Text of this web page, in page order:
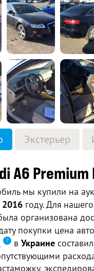
Экстерьер
A6 Premium
мы купили на
2016 году. Для
организована
покупки цена
в Украине